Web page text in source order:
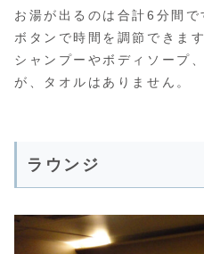
お湯が出るのは合計6分間
ボタンで時間を調節できます
シャンプーやボディソープ
が、タオルはありません。
ラウンジ